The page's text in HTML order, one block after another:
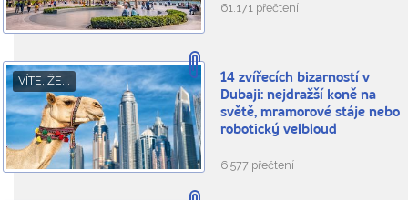
61.171 přečtení
VÍTE, ŽE...
14 zvířecích bizarností v
Dubaji: nejdražší koně na
světě, mramorové stáje nebo
robotický velbloud
6.577 přečtení